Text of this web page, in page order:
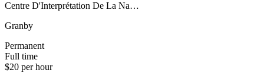
Centre D'Interprétation De La Na…
Granby
Permanent
Full time
$20 per hour